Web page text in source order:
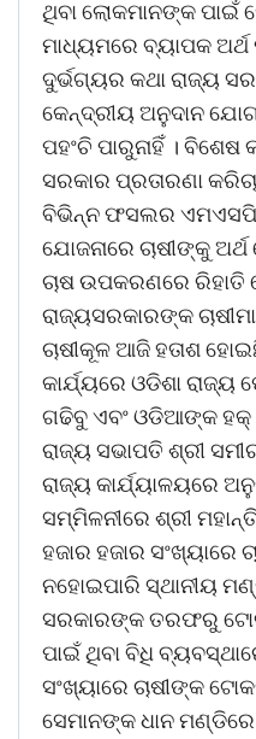
ଥିବା ଲୋକମାନଙ୍କ ପାଇଁ
ମାଧ୍ୟମରେ ବ୍ୟାପକ ଅର୍ଥ
ଦୁର୍ଭଗ୍ୟର କଥା ରାଜ୍ୟ
କେନ୍ଦ୍ରୀୟ ଅନୁଦାନ
ପହଂଚି ପାରୁନାହିଁ । ବିଶେଷ
ସରକାର ପ୍ରତାରଣା
ବିଭିନ୍ନ ଫସଲର ଏମଏସପି
ଯୋଜନାରେ ଚାଷୀଙ୍କୁ
ଚାଷ ଉପକରଣରେ ରିହାତି
ରାଜ୍ୟସରକାରଙ୍କ
ଚାଷୀକୂଳ ଆଜି ହତାଶ
କାର୍ଯ୍ୟରେ ଓଡିଶା
ଗଢିବୁ ଏବଂ ଓଡିଆଙ୍କ
ରାଜ୍ୟ ସଭାପତି ଶ୍ରୀ
ରାଜ୍ୟ କାର୍ଯ୍ୟାଳୟରେ
ସମ୍ମିଳନୀରେ ଶ୍ରୀ
ହଜାର ହଜାର ସଂଖ୍ୟାରେ
ନହୋଇପାରି ସ୍ଥାନୀୟ
ସରକାରଙ୍କ ତରଫରୁ
ପାଇଁ ଥିବା ବିଧି
ସଂଖ୍ୟାରେ ଚାଷୀଙ୍କ
ସେମାନଙ୍କ ଧାନ